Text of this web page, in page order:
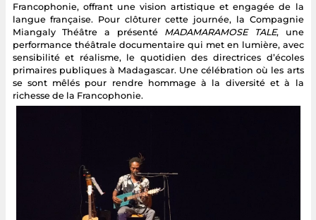
Francophonie, offrant une vision artistique et engagée de la
langue française. Pour clôturer cette journée, la Compagnie
Miangaly Théâtre a présenté MADAMARAMOSE TALE, une
performance théâtrale documentaire qui met en lumière, avec
sensibilité et réalisme, le quotidien des directrices d’écoles
primaires publiques à Madagascar. Une célébration où les arts
se sont mêlés pour rendre hommage à la diversité et à la
richesse de la Francophonie.